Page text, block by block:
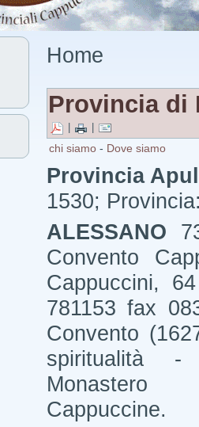
Home
Provincia di
chi siamo - Dove siamo
Provincia
1530;
ALESSANO
Convento
Cappuccini,
781153 fax
Convento
spiritualità -
Cappuccine.